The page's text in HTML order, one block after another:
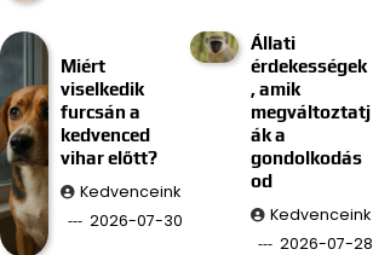
Miért
viselkedik
furcsán a
kedvenced
vihar előtt?
Kedvenceink
2026-07-30
Állati
érdekességek
, amik
megváltoztatj
ák a
gondolkodás
od
Kedvenceink
2026-07-28